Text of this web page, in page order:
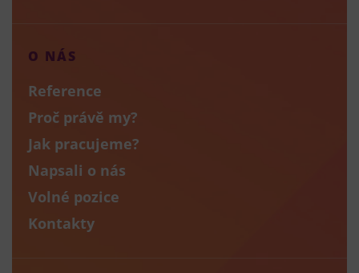
O NÁS
Reference
Proč právě my?
Jak pracujeme?
Napsali o nás
Volné pozice
Kontakty